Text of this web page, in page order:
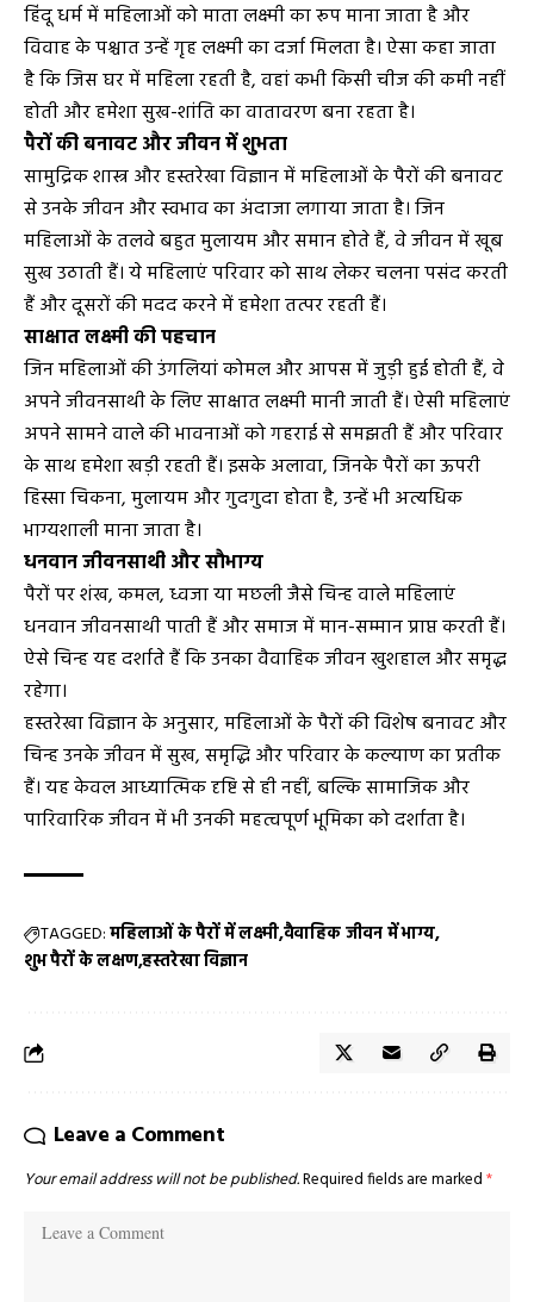
हिंदू धर्म में महिलाओं को माता लक्ष्मी का रूप माना जाता है और
विवाह के पश्चात उन्हें गृह लक्ष्मी का दर्जा मिलता है। ऐसा कहा जाता
है कि जिस घर में महिला रहती है, वहां कभी किसी चीज की कमी नहीं
होती और हमेशा सुख-शांति का वातावरण बना रहता है।
पैरों की बनावट और जीवन में शुभता
सामुद्रिक शास्त्र और हस्तरेखा विज्ञान में महिलाओं के पैरों की बनावट
से उनके जीवन और स्वभाव का अंदाजा लगाया जाता है। जिन
महिलाओं के तलवे बहुत मुलायम और समान होते हैं, वे जीवन में खूब
सुख उठाती हैं। ये महिलाएं परिवार को साथ लेकर चलना पसंद करती
हैं और दूसरों की मदद करने में हमेशा तत्पर रहती हैं।
साक्षात लक्ष्मी की पहचान
जिन महिलाओं की उंगलियां कोमल और आपस में जुड़ी हुई होती हैं, वे
अपने जीवनसाथी के लिए साक्षात लक्ष्मी मानी जाती हैं। ऐसी महिलाएं
अपने सामने वाले की भावनाओं को गहराई से समझती हैं और परिवार
के साथ हमेशा खड़ी रहती हैं। इसके अलावा, जिनके पैरों का ऊपरी
हिस्सा चिकना, मुलायम और गुदगुदा होता है, उन्हें भी अत्यधिक
भाग्यशाली माना जाता है।
धनवान जीवनसाथी और सौभाग्य
पैरों पर शंख, कमल, ध्वजा या मछली जैसे चिन्ह वाले महिलाएं
धनवान जीवनसाथी पाती हैं और समाज में मान-सम्मान प्राप्त करती हैं।
ऐसे चिन्ह यह दर्शाते हैं कि उनका वैवाहिक जीवन खुशहाल और समृद्ध
रहेगा।
हस्तरेखा विज्ञान के अनुसार, महिलाओं के पैरों की विशेष बनावट और
चिन्ह उनके जीवन में सुख, समृद्धि और परिवार के कल्याण का प्रतीक
हैं। यह केवल आध्यात्मिक दृष्टि से ही नहीं, बल्कि सामाजिक और
पारिवारिक जीवन में भी उनकी महत्वपूर्ण भूमिका को दर्शाता है।
TAGGED:महिलाओं के पैरों में लक्ष्मीवैवाहिक जीवन में भाग्य
शुभ पैरों के लक्षणहस्तरेखा विज्ञान
Leave a Comment
Your email address will not be published.Required fields are marked*